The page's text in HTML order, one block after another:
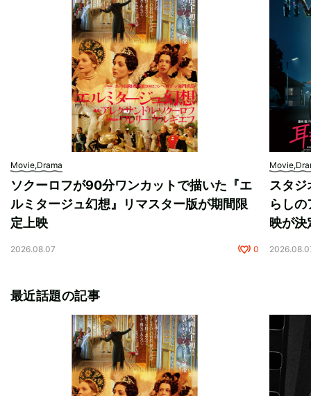
Movie,Drama
ソクーロフが90分ワンカットで描いた『エ
ルミタージュ幻想』リマスター版が期間限
定上映
2026.08.07 0
スタジ
らし
映が決
最近話題の記事